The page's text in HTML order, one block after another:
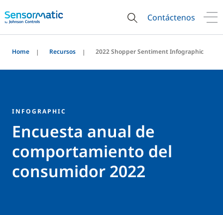
Contáctenos
Home Recursos 2022 Shopper Sentiment Infographic
INFOGRAPHIC
Encuesta anual de
comportamiento del
consumidor 2022